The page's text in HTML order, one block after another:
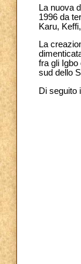
La nuova
1996 da
Karu,
La
fra gli Igbo
sud dello
Di seguito